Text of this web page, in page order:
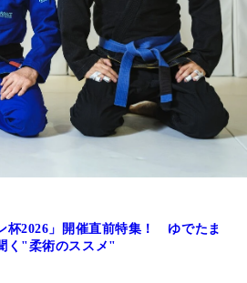
杯2026」開催直前特集！ ゆでたま
く"柔術のススメ"